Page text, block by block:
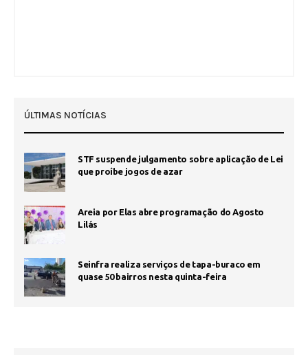
ÚLTIMAS NOTÍCIAS
STF suspende julgamento sobre aplicação de Lei
que proíbe jogos de azar
Areia por Elas abre programação do Agosto
Lilás
Seinfra realiza serviços de tapa-buraco em
quase 50 bairros nesta quinta-feira